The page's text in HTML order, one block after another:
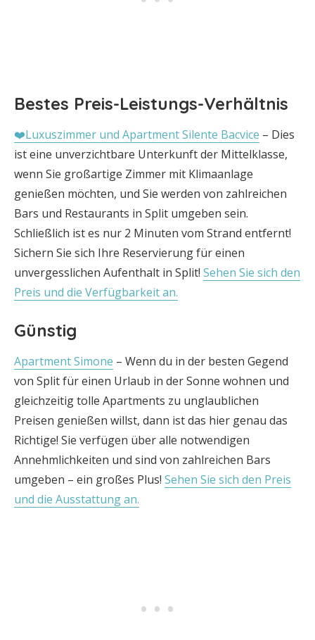
Bestes Preis-Leistungs-Verhältnis
❤️Luxuszimmer und Apartment Silente Bacvice – Dies
ist eine unverzichtbare Unterkunft der Mittelklasse,
wenn Sie großartige Zimmer mit Klimaanlage
genießen möchten, und Sie werden von zahlreichen
Bars und Restaurants in Split umgeben sein.
Schließlich ist es nur 2 Minuten vom Strand entfernt!
Sichern Sie sich Ihre Reservierung für einen
unvergesslichen Aufenthalt in Split! Sehen Sie sich den
Preis und die Verfügbarkeit an.
Günstig
Apartment Simone – Wenn du in der besten Gegend
von Split für einen Urlaub in der Sonne wohnen und
gleichzeitig tolle Apartments zu unglaublichen
Preisen genießen willst, dann ist das hier genau das
Richtige! Sie verfügen über alle notwendigen
Annehmlichkeiten und sind von zahlreichen Bars
umgeben – ein großes Plus! Sehen Sie sich den Preis
und die Ausstattung an.